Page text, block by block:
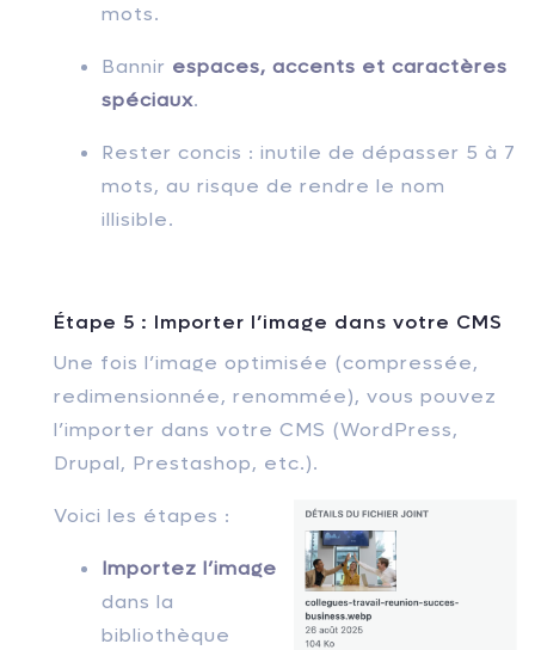
mots.
Bannir espaces, accents et caractères
spéciaux.
Rester concis : inutile de dépasser 5 à 7
mots, au risque de rendre le nom
illisible.
Étape 5 : Importer l’image dans votre CMS
Une fois l’image optimisée (compressée,
redimensionnée, renommée), vous pouvez
l’importer dans votre CMS (WordPress,
Drupal, Prestashop, etc.).
Voici les étapes :
Importez l’image
dans la
bibliothèque